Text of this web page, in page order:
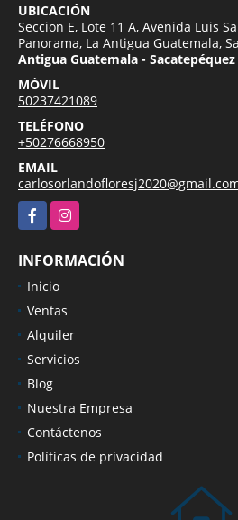
UBICACIÓN
Seccion E, Lote 11 A, Avenida Luis
Panorama, La Antigua Guatemala,
Antigua Guatemala -
MÓVIL
50237421089
TELÉFONO
+50276668950
EMAIL
FacebookInstagram
INFORMACIÓN
Inicio
Ventas
Alquiler
Servicios
Blog
Nuestra Empresa
Contáctenos
Políticas de privacidad